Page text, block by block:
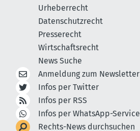
Urheberrecht
Datenschutzrecht
Presserecht
Wirtschaftsrecht
News Suche
Anmeldung zum Newsletter
Infos per Twitter
Infos per RSS
Infos per WhatsApp-Service
Rechts-News durchsuchen